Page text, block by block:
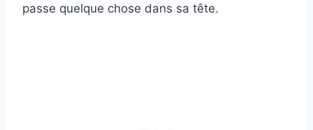
passe quelque chose dans sa tête.